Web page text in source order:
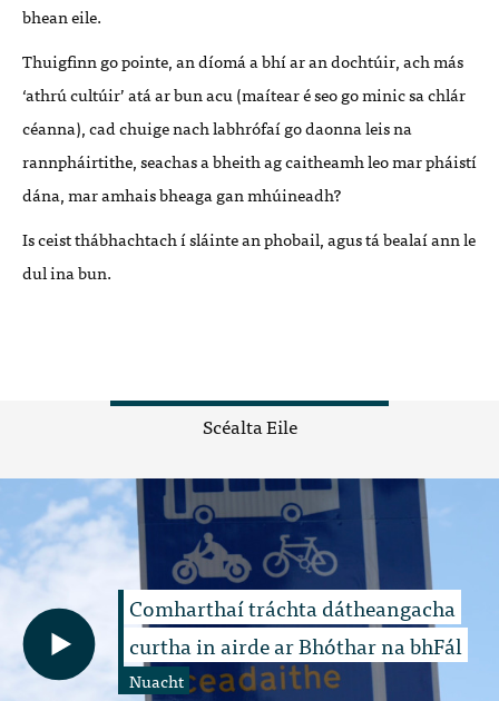
bhean eile.
Thuigfinn go pointe, an díomá a bhí ar an dochtúir, ach más
‘athrú cultúir’ atá ar bun acu (maítear é seo go minic sa chlár
céanna), cad chuige nach labhrófaí go daonna leis na
rannpháirtithe, seachas a bheith ag caitheamh leo mar pháistí
dána, mar amhais bheaga gan mhúineadh?
Is ceist thábhachtach í sláinte an phobail, agus tá bealaí ann le
dul ina bun.
Scéalta Eile
Comharthaí tráchta dátheangacha
curtha in airde ar Bhóthar na bhFál
Nuacht